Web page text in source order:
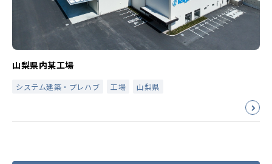
山梨県内某工場
システム建築・プレハブ 工場 山梨県